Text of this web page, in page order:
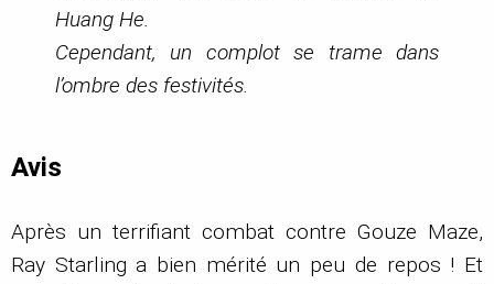
Huang He.
Cependant, un complot se trame dans
l’ombre des festivités.
Avis
Après un terrifiant combat contre Gouze Maze,
Ray Starling a bien mérité un peu de repos ! Et